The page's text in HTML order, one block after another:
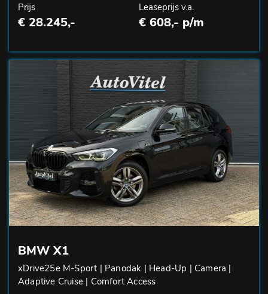
Prijs
€ 28.245,-
Leaseprijs v.a.
€ 608,- p/m
BMW X1
xDrive25e M-Sport | Panodak | Head-Up | Camera |
Adaptive Cruise | Comfort Access